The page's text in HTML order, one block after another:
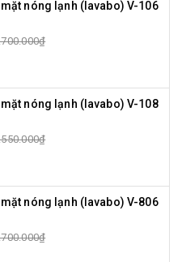
nóng lạnh (lavabo) V-106
nóng lạnh (lavabo) V-108
nóng lạnh (lavabo) V-806